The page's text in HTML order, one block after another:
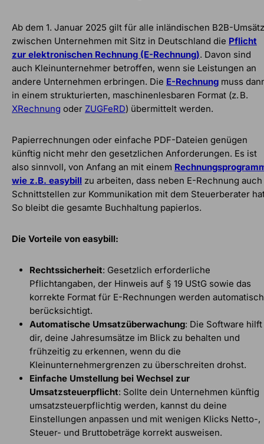
Ab dem 1. Januar 2025 gilt für alle inländischen B2B-
zwischen Unternehmen mit Sitz in Deutschland die Pflicht
zur elektronischen Rechnung (E-Rechnung). Davon sind
auch Kleinunternehmer betroffen, wenn sie Leistungen an
andere Unternehmen erbringen. Die E-Rechnung muss
in einem strukturierten, maschinenlesbaren Format (z. B.
XRechnung oder ZUGFeRD) übermittelt werden.
Papierrechnungen oder einfache PDF-Dateien genügen
künftig nicht mehr den gesetzlichen Anforderungen. Es ist
also sinnvoll, von Anfang an mit einem
wie z.B. easybill zu arbeiten, dass neben E-Rechnung auch
Schnittstellen zur Kommunikation mit dem Steuerberater
So bleibt die gesamte Buchhaltung papierlos.
Die Vorteile von easybill:
Rechtssicherheit: Gesetzlich erforderliche
Pflichtangaben, der Hinweis auf § 19 UStG sowie das
korrekte Format für E-Rechnungen werden automatisch
berücksichtigt.
Automatische Umsatzüberwachung: Die Software hilft
dir, deine Jahresumsätze im Blick zu behalten und
frühzeitig zu erkennen, wenn du die
Kleinunternehmergrenzen zu überschreiten drohst.
Einfache Umstellung bei Wechsel zur
Umsatzsteuerpflicht: Sollte dein Unternehmen künftig
umsatzsteuerpflichtig werden, kannst du deine
Einstellungen anpassen und mit wenigen Klicks Netto-,
Steuer- und Bruttobeträge korrekt ausweisen.